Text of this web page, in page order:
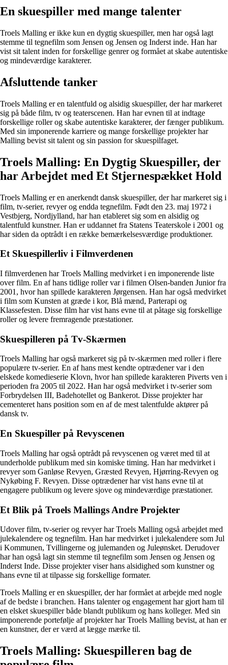
En skuespiller med mange talenter
Troels Malling er ikke kun en dygtig skuespiller, men har også lagt
stemme til tegnefilm som Jensen og Jensen og Inderst inde. Han har
vist sit talent inden for forskellige genrer og formået at skabe autentiske
og mindeværdige karakterer.
Afsluttende tanker
Troels Malling er en talentfuld og alsidig skuespiller, der har markeret
sig på både film, tv og teaterscenen. Han har evnen til at indtage
forskellige roller og skabe autentiske karakterer, der fænger publikum.
Med sin imponerende karriere og mange forskellige projekter har
Malling bevist sit talent og sin passion for skuespilfaget.
Troels Malling: En Dygtig Skuespiller, der
har Arbejdet med Et Stjernespækket Hold
Troels Malling er en anerkendt dansk skuespiller, der har markeret sig i
film, tv-serier, revyer og endda tegnefilm. Født den 23. maj 1972 i
Vestbjerg, Nordjylland, har han etableret sig som en alsidig og
talentfuld kunstner. Han er uddannet fra Statens Teaterskole i 2001 og
har siden da optrådt i en række bemærkelsesværdige produktioner.
Et Skuespillerliv i Filmverdenen
I filmverdenen har Troels Malling medvirket i en imponerende liste
over film. En af hans tidlige roller var i filmen Olsen-banden Junior fra
2001, hvor han spillede karakteren Jørgensen. Han har også medvirket
i film som Kunsten at græde i kor, Blå mænd, Parterapi og
Klassefesten. Disse film har vist hans evne til at påtage sig forskellige
roller og levere fremragende præstationer.
Skuespilleren på Tv-Skærmen
Troels Malling har også markeret sig på tv-skærmen med roller i flere
populære tv-serier. En af hans mest kendte optrædener var i den
elskede komedieserie Klovn, hvor han spillede karakteren Piverts ven i
perioden fra 2005 til 2022. Han har også medvirket i tv-serier som
Forbrydelsen III, Badehotellet og Bankerot. Disse projekter har
cementeret hans position som en af de mest talentfulde aktører på
dansk tv.
En Skuespiller på Revyscenen
Troels Malling har også optrådt på revyscenen og været med til at
underholde publikum med sin komiske timing. Han har medvirket i
revyer som Ganløse Revyen, Græsted Revyen, Hjørring-Revyen og
Nykøbing F. Revyen. Disse optrædener har vist hans evne til at
engagere publikum og levere sjove og mindeværdige præstationer.
Et Blik på Troels Mallings Andre Projekter
Udover film, tv-serier og revyer har Troels Malling også arbejdet med
julekalendere og tegnefilm. Han har medvirket i julekalendere som Jul
i Kommunen, Tvillingerne og julemanden og Juleønsket. Derudover
har han også lagt sin stemme til tegnefilm som Jensen og Jensen og
Inderst Inde. Disse projekter viser hans alsidighed som kunstner og
hans evne til at tilpasse sig forskellige formater.
Troels Malling er en skuespiller, der har formået at arbejde med nogle
af de bedste i branchen. Hans talenter og engagement har gjort ham til
en elsket skuespiller både blandt publikum og hans kolleger. Med sin
imponerende portefølje af projekter har Troels Malling bevist, at han er
en kunstner, der er værd at lægge mærke til.
Troels Malling: Skuespilleren bag de